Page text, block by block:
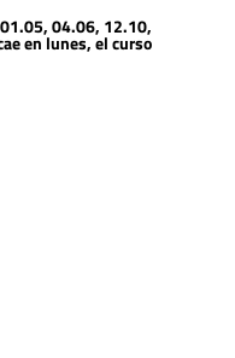
04.06, 12.10,
en lunes, el curso